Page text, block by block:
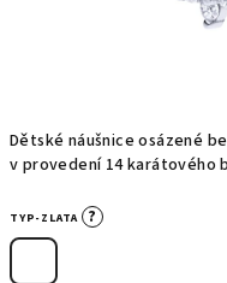
Dětské náušnice osázené
v provedení 14 karátového
TYP-ZLATA ?